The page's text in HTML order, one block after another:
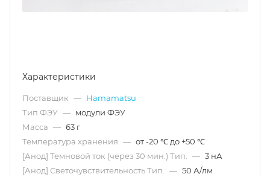
Характеристики
Поставщик — Hamamatsu
Тип ФЭУ — модули ФЭУ
Масса — 63 г
Температура хранения — от -20 ℃ до +50 ℃
[Анод] Темновой ток (через 30 мин.) Тип.
— 3 нА
[Анод] Светочувствительность Тип.
— 50 А/лм